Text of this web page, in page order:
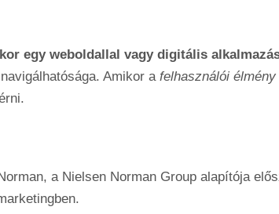
egy weboldallal vagy digitális
Amikor a felhasználói élmény
a Nielsen Norman Group alapítója